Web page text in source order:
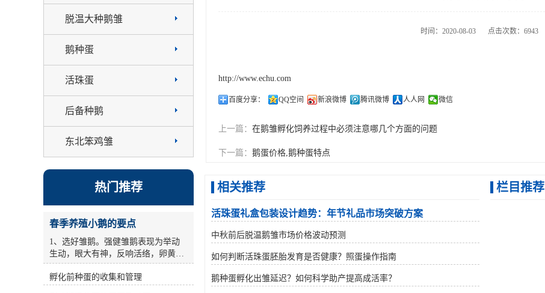
时间：2020-08-03 点击次数：6943
http://www.echu.com
百度分享： QQ空间 新浪微博 腾讯微博 人人网 微信
上一篇： 在鹅雏孵化饲养过程中必须注意哪几个方面的问题
下一篇： 鹅蛋价格,鹅种蛋特点
相关推荐
活珠蛋礼盒包装设计趋势：年节礼品市场突破方案
中秋前后脱温鹅雏市场价格波动预测
如何判断活珠蛋胚胎发育是否健康？照蛋操作指南
鹅种蛋孵化出雏延迟？如何科学助产提高成活率？
栏目推荐
脱温大种鹅雏
鹅种蛋
活珠蛋
后备种鹅
东北笨鸡雏
热门推荐
春季养殖小鹅的要点
1、选好雏鹅。强健雏鹅表现为举动
生动，眼大有神，反响活络，卵黄缩
短杰出，毛干后能站稳，叫声有力，
用手抓住颈部提起来时，双脚敏捷缩
孵化前种蛋的收集和管理